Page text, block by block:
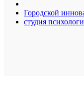
Городской
студия